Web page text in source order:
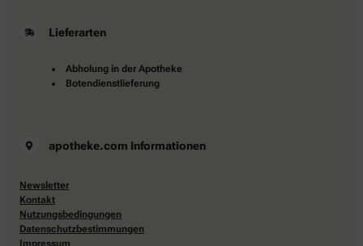
Lieferarten
Abholung in der Apotheke
Botendienstlieferung
apotheke.com Informationen
Newsletter
Kontakt
Nutzungsbedingungen
Datenschutzbestimmungen